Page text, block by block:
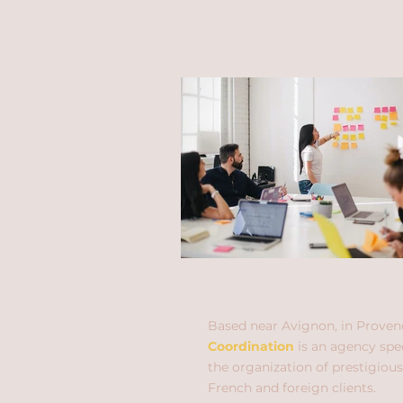
Based near Avignon, in
Coordination is an agency
the organization of
French and foreign clients.